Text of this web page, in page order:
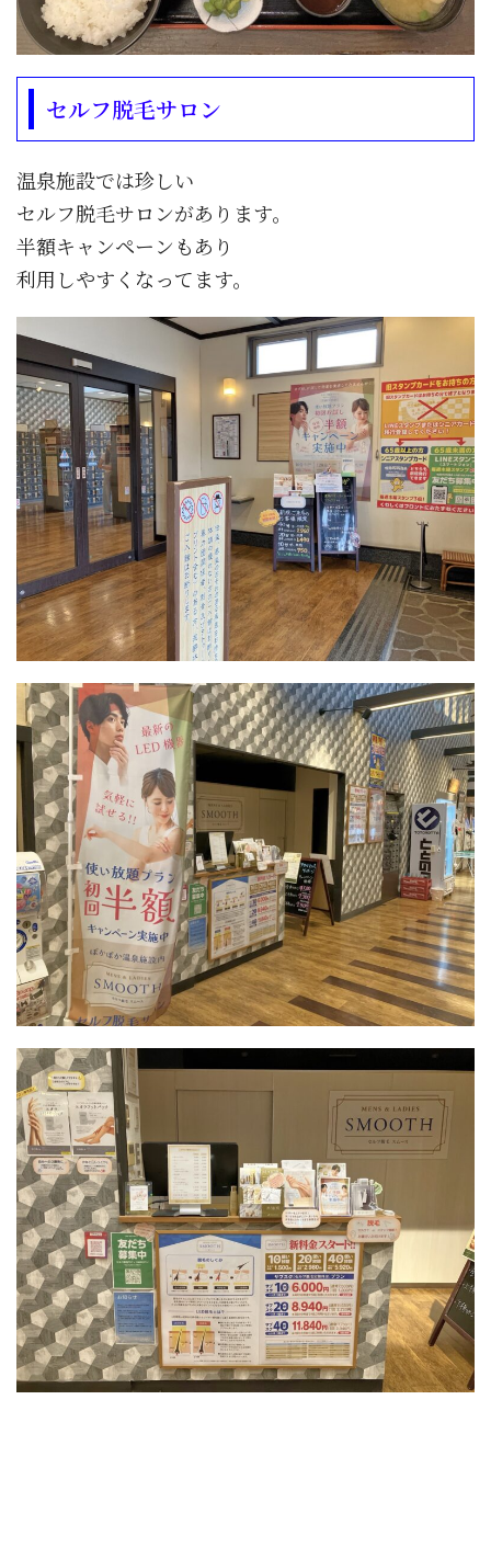
セルフ脱毛サロン
温泉施設では珍しい
セルフ脱毛サロンがあります。
半額キャンペーンもあり
利用しやすくなってます。